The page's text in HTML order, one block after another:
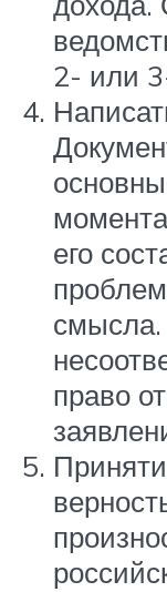
2- или
его
смысла.
право